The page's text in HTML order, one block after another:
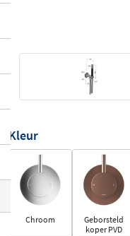
Kleur
Chroom
Geborsteld
koper PVD